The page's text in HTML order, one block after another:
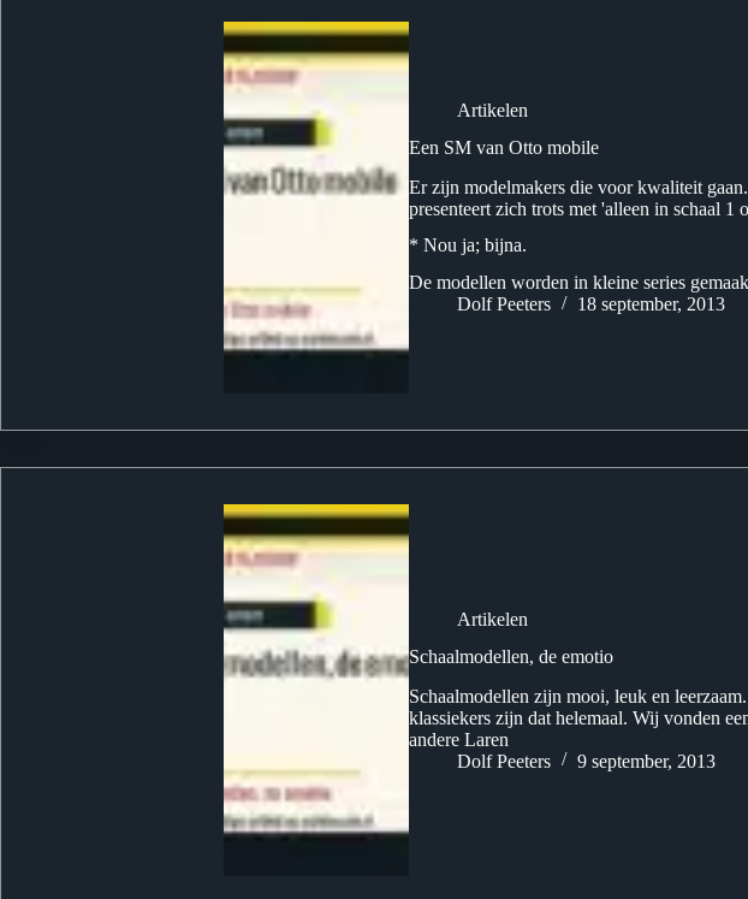
Artikelen
Een SM van Otto mobile
Er zijn modelmakers die voor kwaliteit
presenteert zich trots met 'alleen in schaal 1
* Nou ja; bijna.
De modellen worden in kleine series gemaak
Dolf Peeters
18 september, 2013
Artikelen
Schaalmodellen, de emotio
Schaalmodellen zijn mooi, leuk en
klassiekers zijn dat helemaal. Wij vonden
andere Laren
Dolf Peeters
9 september, 2013